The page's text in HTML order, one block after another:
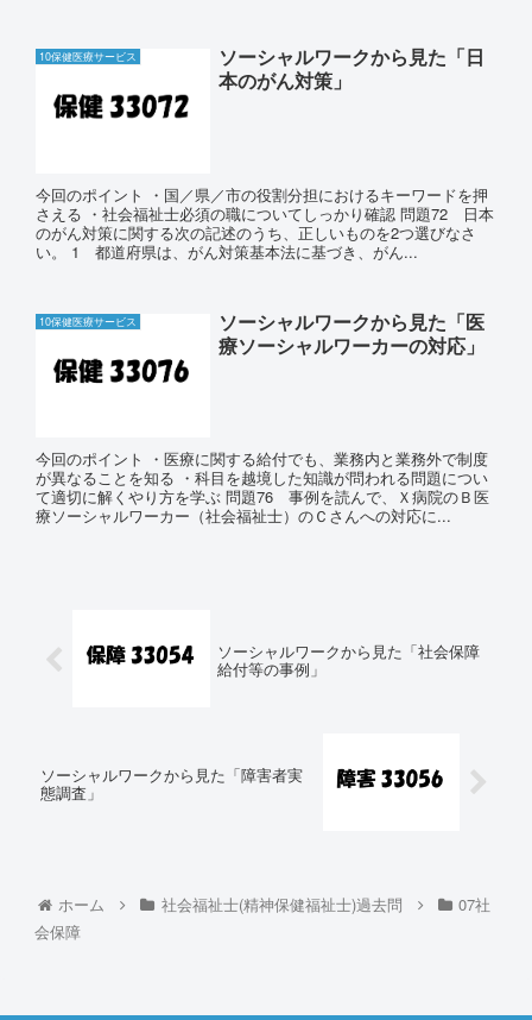
10保健医療サービス
ソーシャルワークから見た「日
本のがん対策」
今回のポイント ・国／県／市の役割分担におけるキーワードを押
さえる ・社会福祉士必須の職についてしっかり確認 問題72 日本
のがん対策に関する次の記述のうち、正しいものを2つ選びなさ
い。 1 都道府県は、がん対策基本法に基づき、がん...
10保健医療サービス
ソーシャルワークから見た「医
療ソーシャルワーカーの対応」
今回のポイント ・医療に関する給付でも、業務内と業務外で制度
が異なることを知る ・科目を越境した知識が問われる問題につい
て適切に解くやり方を学ぶ 問題76 事例を読んで、Ｘ病院のＢ医
療ソーシャルワーカー（社会福祉士）のＣさんへの対応に...
ソーシャルワークから見た「社会保障
給付等の事例」
ソーシャルワークから見た「障害者実
態調査」
ホーム 社会福祉士(精神保健福祉士)過去問
07社
会保障